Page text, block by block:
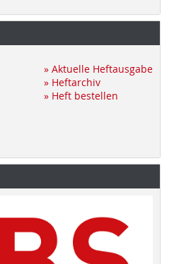
» Aktuelle Heftausgabe
» Heftarchiv
» Heft bestellen